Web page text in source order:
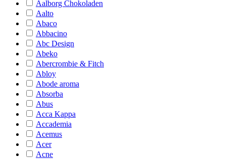
Aalborg Chokoladen
Aalto
Abaco
Abbacino
Abc Design
Abeko
Abercrombie & Fitch
Abloy
Abode aroma
Absorba
Abus
Acca Kappa
Accademia
Acemus
Acer
Acne